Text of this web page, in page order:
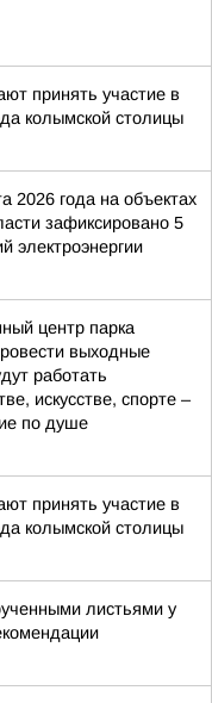
принять участие в
колымской столицы
2026 года на объектах
зафиксировано 5
электроэнергии
центр парка
выходные
работать
искусстве, спорте –
по душе
принять участие в
колымской столицы
листьями у